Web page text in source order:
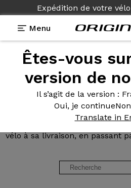
Expédition de votre vélo
Menu
Êtes-vous
version de
Il s’agit de la version :
Oui, je continue
Translate in
Avis et
clients Origine
Lisez les avis sur nos vélos de
vélo à sa livraison, en passant